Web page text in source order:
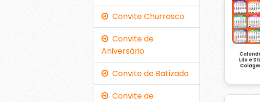
Lilo e
Convite Churrasco
Convite de
Aniversário
Convite de Batizado
Convite de